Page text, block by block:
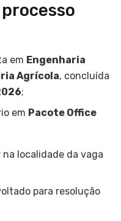
em Engenharia
Agrícola, concluída
;
em Pacote Office
localidade da vaga
para resolução